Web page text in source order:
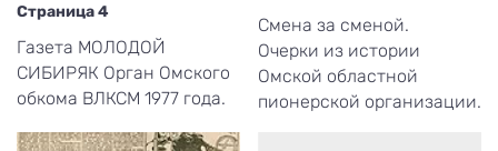
Страница 4
Газета МОЛОДОЙ
СИБИРЯК Орган Омского
обкома ВЛКСМ 1977 года.
Смена за сменой.
Очерки из истории
Омской областной
пионерской организации.